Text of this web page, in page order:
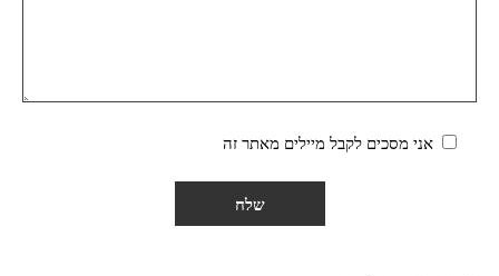
אני מסכים לקבל מיילים מאתר זה